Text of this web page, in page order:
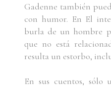
Gadenne también
con humor. En El
burla de un hombre
que no está
resulta un estorbo,
En sus cuentos,